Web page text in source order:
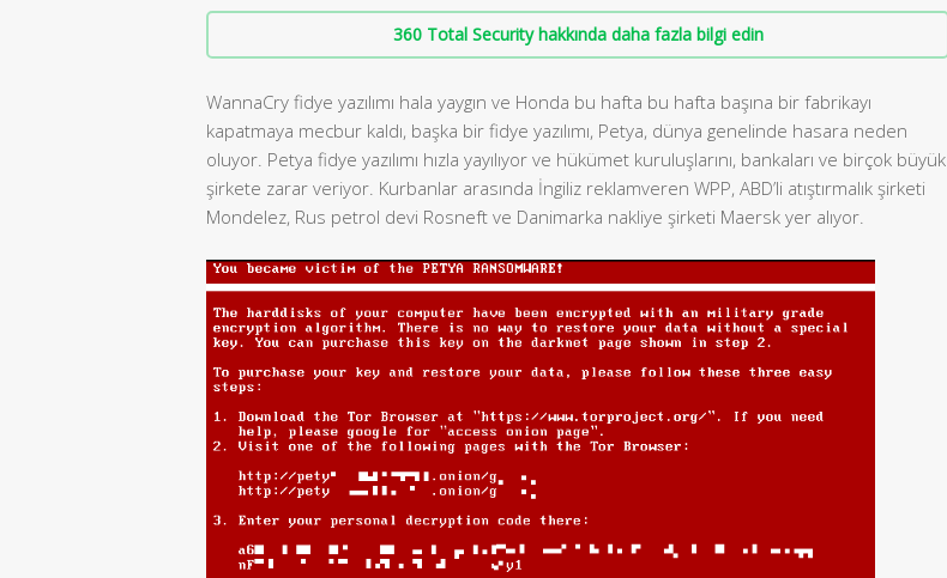
360 Total Security hakkında daha fazla bilgi edin
WannaCry fidye yazılımı hala yaygın ve Honda bu hafta bu hafta başına bir fabrikayı
kapatmaya mecbur kaldı, başka bir fidye yazılımı, Petya, dünya genelinde hasara neden
oluyor. Petya fidye yazılımı hızla yayılıyor ve hükümet kuruluşlarını, bankaları ve birçok büyük
şirkete zarar veriyor. Kurbanlar arasında İngiliz reklamveren WPP, ABD’li atıştırmalık şirketi
Mondelez, Rus petrol devi Rosneft ve Danimarka nakliye şirketi Maersk yer alıyor.